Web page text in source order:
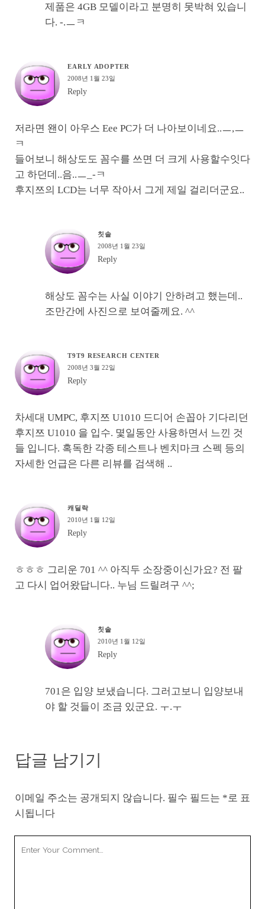
제품은 4GB 모델이라고 분명히 못박혀 있습니
다. -.ㅡㅋ
EARLY ADOPTER
2008년 1월 23일
Reply
저라면 왠이 아우스 Eee PC가 더 나아보이네요..ㅡ,ㅡ
ㅋ
들어보니 해상도도 꼼수를 쓰면 더 크게 사용할수잇다
고 하던데..음..ㅡ_-ㅋ
후지쯔의 LCD는 너무 작아서 그게 제일 걸리더군요..
칫솔
2008년 1월 23일
Reply
해상도 꼼수는 사실 이야기 안하려고 했는데..
조만간에 사진으로 보여줄께요. ^^
T9T9 RESEARCH CENTER
2008년 3월 22일
Reply
차세대 UMPC, 후지쯔 U1010 드디어 손꼽아 기다리던
후지쯔 U1010 을 입수. 몇일동안 사용하면서 느낀 것
들 입니다. 혹독한 각종 테스트나 벤치마크 스펙 등의
자세한 언급은 다른 리뷰를 검색해 ..
캐딜락
2010년 1월 12일
Reply
ㅎㅎㅎ 그리운 701 ^^ 아직두 소장중이신가요? 전 팔
고 다시 업어왔답니다.. 누님 드릴려구 ^^;
칫솔
2010년 1월 12일
Reply
701은 입양 보냈습니다. 그러고보니 입양보내
야 할 것들이 조금 있군요. ㅜ.ㅜ
답글 남기기
이메일 주소는 공개되지 않습니다. 필수 필드는 * 로 표
시됩니다